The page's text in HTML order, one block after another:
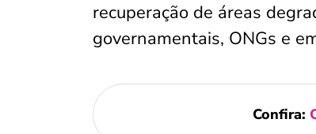
recuperação de áreas
governamentais, ONGs e
Confira: